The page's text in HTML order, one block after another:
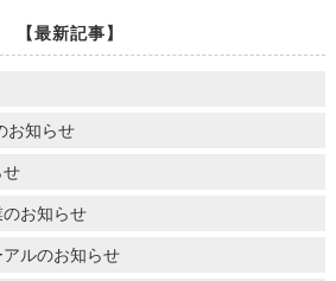
【最新記事】
知らせ
せ
お知らせ
ルのお知らせ